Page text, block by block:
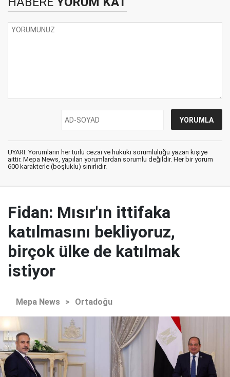
UYARI: Yorumların her türlü cezai ve hukuki sorumluluğu yazan kişiye
aittir. Mepa News, yapılan yorumlardan sorumlu değildir. Her bir yorum
600 karakterle (boşluklu) sınırlıdır.
Fidan: Mısır'ın ittifaka
katılmasını bekliyoruz,
birçok ülke de katılmak
istiyor
Mepa News > Ortadoğu